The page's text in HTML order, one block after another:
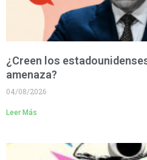
¿Creen los
amenaza?
04/08/2026
Leer Más